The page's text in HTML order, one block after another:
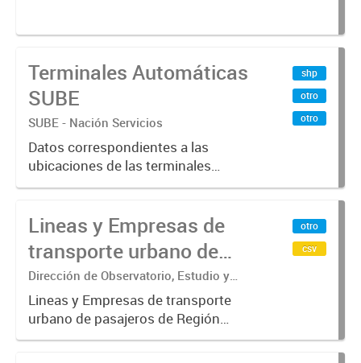
Terminales Automáticas
SUBE
SUBE - Nación Servicios
Datos correspondientes a las
ubicaciones de las terminales
automáticas de auto servicio (TAS)
vigentes al 01/10/2019.-
shp
otro
otro
Lineas y Empresas de
transporte urbano de
pasajeros de Región
Metropolitana de
Buenos Aires - SUBE
Dirección de Observatorio, Estudio y
Sistemas – Ministerio de Transporte
Lineas y Empresas de transporte
urbano de pasajeros de Región
Metropolitana de Buenos Aires
otro
csv